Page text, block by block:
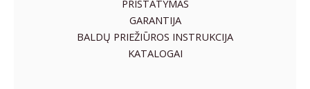
PRISTATYMAS
GARANTIJA
BALDŲ PRIEŽIŪROS INSTRUKCIJA
KATALOGAI